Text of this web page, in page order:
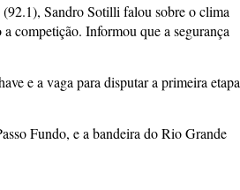
Sandro Sotilli falou sobre o clima
competição. Informou que a segurança
e a vaga para disputar a primeira etapa
Fundo, e a bandeira do Rio Grande